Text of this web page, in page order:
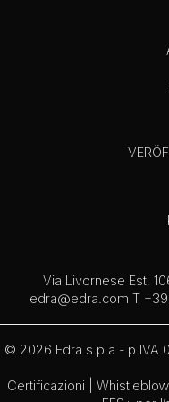
Via Livornese Est,
edra@edra.com T
© 2026 Edra s.p.a - p.IVA
Certificazioni